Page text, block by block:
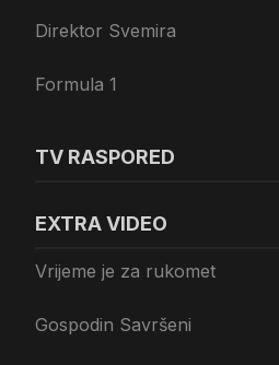
Direktor Svemira
Formula 1
TV RASPORED
EXTRA VIDEO
Vrijeme je za rukomet
Gospodin Savršeni